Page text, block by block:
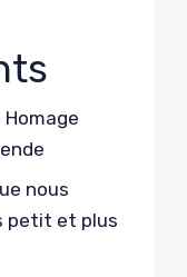
nous
petit et plus